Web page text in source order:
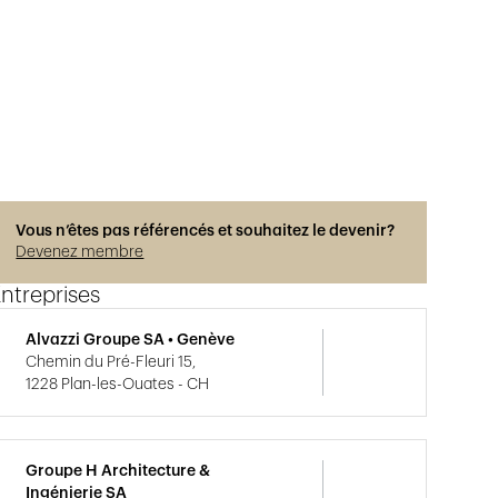
Vous n’êtes pas référencés et souhaitez le devenir?
Devenez membre
Alvazzi Groupe SA • Genève
Chemin du Pré-Fleuri 15,
1228 Plan-les-Ouates - CH
Groupe H Architecture &
Ingénierie SA